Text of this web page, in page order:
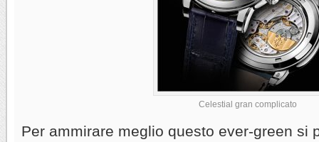
Celestial gran complicato
Per ammirare meglio questo ever-green si